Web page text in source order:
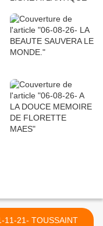
11-21- TOUSSAINT